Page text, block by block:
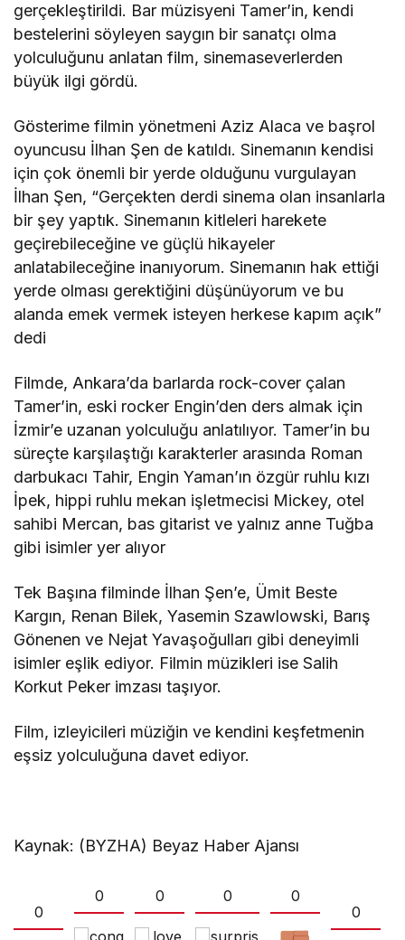
gerçekleştirildi. Bar müzisyeni Tamer’in, kendi
bestelerini söyleyen saygın bir sanatçı olma
yolculuğunu anlatan film, sinemaseverlerden
büyük ilgi gördü.
Gösterime filmin yönetmeni Aziz Alaca ve başrol
oyuncusu İlhan Şen de katıldı. Sinemanın kendisi
için çok önemli bir yerde olduğunu vurgulayan
İlhan Şen, “Gerçekten derdi sinema olan insanlarla
bir şey yaptık. Sinemanın kitleleri harekete
geçirebileceğine ve güçlü hikayeler
anlatabileceğine inanıyorum. Sinemanın hak ettiği
yerde olması gerektiğini düşünüyorum ve bu
alanda emek vermek isteyen herkese kapım açık”
dedi
Filmde, Ankara’da barlarda rock-cover çalan
Tamer’in, eski rocker Engin’den ders almak için
İzmir’e uzanan yolculuğu anlatılıyor. Tamer’in bu
süreçte karşılaştığı karakterler arasında Roman
darbukacı Tahir, Engin Yaman’ın özgür ruhlu kızı
İpek, hippi ruhlu mekan işletmecisi Mickey, otel
sahibi Mercan, bas gitarist ve yalnız anne Tuğba
gibi isimler yer alıyor
Tek Başına filminde İlhan Şen’e, Ümit Beste
Kargın, Renan Bilek, Yasemin Szawlowski, Barış
Gönenen ve Nejat Yavaşoğulları gibi deneyimli
isimler eşlik ediyor. Filmin müzikleri ise Salih
Korkut Peker imzası taşıyor.
Film, izleyicileri müziğin ve kendini keşfetmenin
eşsiz yolculuğuna davet ediyor.
Kaynak: (BYZHA) Beyaz Haber Ajansı
0
0 0 0
0
0